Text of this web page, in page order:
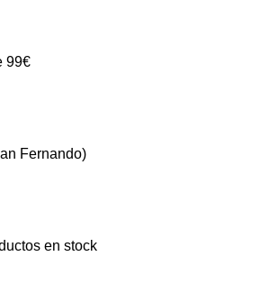
99€
Fernando)
en stock